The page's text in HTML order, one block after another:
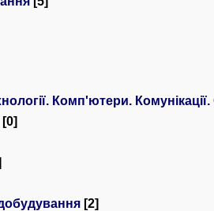
Комп'ютери.
[2]